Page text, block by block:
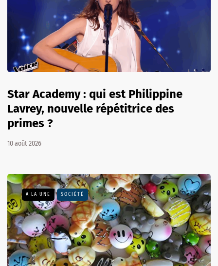
Star Academy : qui est Philippine
Lavrey, nouvelle répétitrice des
primes ?
10 août 2026
A LA UNE SOCIÉTÉ